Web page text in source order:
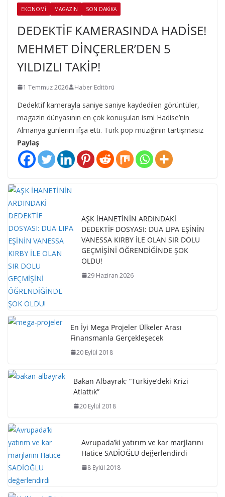
EKONOMI MAGAZIN SON DAKIKA
DEDEKTİF KAMERASINDA HADİSE!
MEHMET DİNÇERLER’DEN 5
YILDIZLI TAKİP!
1 Temmuz 2026 Haber Editörü
Dedektif kamerayla saniye saniye kaydedilen görüntüler,
magazin dünyasının en çok konuşulan ismi Hadise’nin
Almanya günlerini ifşa etti. Türk pop müziğinin tartışmasız
Paylaş
AŞK İHANETİNİN ARDINDAKİ
DEDEKTİF DOSYASI: DUA LIPA EŞİNİN
VANESSA KIRBY İLE OLAN SIR DOLU
GEÇMİŞİNİ ÖĞRENDİĞİNDE ŞOK
OLDU!
29 Haziran 2026
En İyi Mega Projeler Ülkeler Arası
Finansmanla Gerçekleşecek
20 Eylül 2018
Bakan Albayrak; “Türkiye’deki Krizi
Atlattık”
20 Eylül 2018
Avrupada’ki yatırım ve kar marjlarını
Hatice SADİOĞLU değerlendirdi
8 Eylül 2018